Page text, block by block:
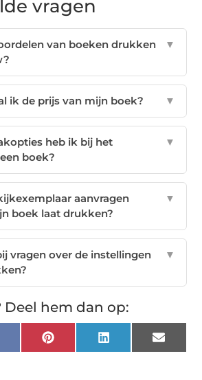
vragen
van boeken drukken
▼
ik de prijs van mijn boek? ▼
heb ik bij het
boek?
▼
aanvragen
boek laat drukken?
▼
vragen over de instellingen
▼
Deel hem dan op:
Pinterest LinkedIn Email